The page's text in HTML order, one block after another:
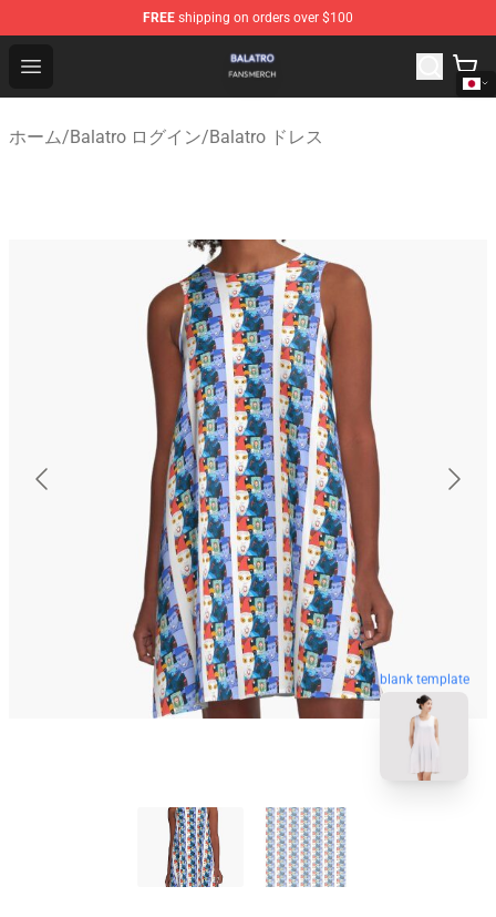
FREE shipping on orders over $100
Open menu
Balatro Shop - Official Balatro Merchandise Store
ホーム/Balatro ログイン/Balatro ドレス
blank template